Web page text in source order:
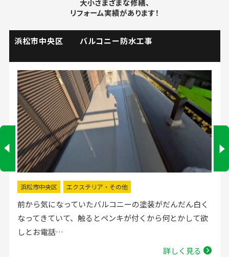
大小さまざまな修繕、
リフォーム実績があります！
掛川市 流し台水栓取替工事
掛川市 水回りリフォーム
流し台の水栓が壊れたので直してほしいと弊社にお電話
いただきました。確認した所、水栓の吐水が落ちたよう
で取替する…
詳しく見る